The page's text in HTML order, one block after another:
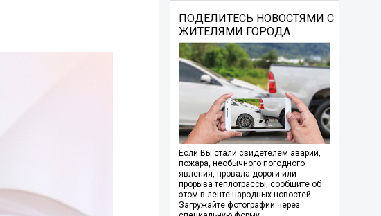
ПОДЕЛИТЕСЬ НОВОСТЯМИ С
ЖИТЕЛЯМИ ГОРОДА
Если Вы стали свидетелем аварии,
пожара, необычного погодного
явления, провала дороги или
прорыва теплотрассы, сообщите об
этом в ленте народных новостей.
Загружайте фотографии через